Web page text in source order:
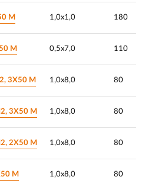
М 1,0х1,0 180
М 0,5х7,0 110
3Х50 М 1,0х8,0 80
3Х50 М 1,0х8,0 80
2Х50 М 1,0х8,0 80
М 1,0х8,0 80